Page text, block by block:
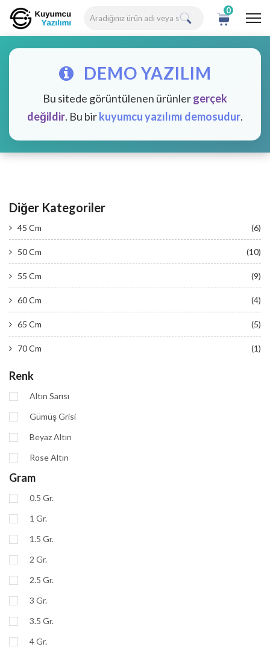
0
DEMO YAZILIM
Bu sitede görüntülenen ürünlergerçek
değildir. Bu birkuyumcu yazılımı demosudur.
Diğer Kategoriler
45 Cm (6)
50 Cm (10)
55 Cm (9)
60 Cm (4)
65 Cm (5)
70 Cm (1)
Renk
Altın Sarısı
Gümüş Grisi
Beyaz Altın
Rose Altın
Gram
0.5 Gr.
1 Gr.
1.5 Gr.
2 Gr.
2.5 Gr.
3 Gr.
3.5 Gr.
4 Gr.